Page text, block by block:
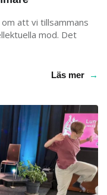
att vi tillsammans
mod. Det
Läs mer